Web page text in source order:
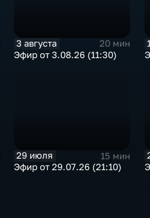
3 августа
20 мин
Эфир от 3.08.26 (11:30)
29 июля
15 мин
Эфир от 29.07.26 (21:10)